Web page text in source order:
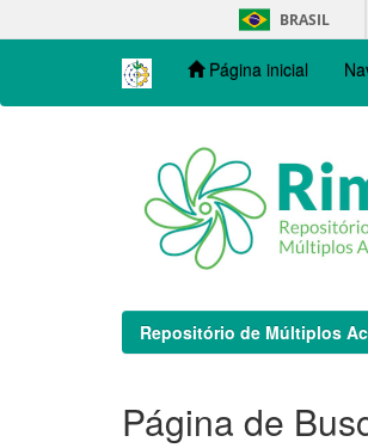
navigation
BRASIL
Página inicial
Repositório de Múltiplos
Página de